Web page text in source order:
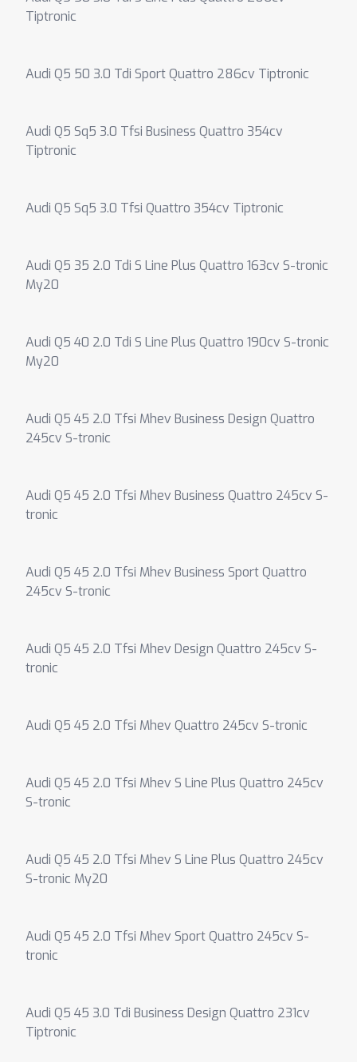
Tiptronic
Audi Q5 50 3.0 Tdi Sport Quattro 286cv Tiptronic
Audi Q5 Sq5 3.0 Tfsi Business Quattro 354cv
Tiptronic
Audi Q5 Sq5 3.0 Tfsi Quattro 354cv Tiptronic
Audi Q5 35 2.0 Tdi S Line Plus Quattro 163cv S-tronic
My20
Audi Q5 40 2.0 Tdi S Line Plus Quattro 190cv S-tronic
My20
Audi Q5 45 2.0 Tfsi Mhev Business Design Quattro
245cv S-tronic
Audi Q5 45 2.0 Tfsi Mhev Business Quattro 245cv S-
tronic
Audi Q5 45 2.0 Tfsi Mhev Business Sport Quattro
245cv S-tronic
Audi Q5 45 2.0 Tfsi Mhev Design Quattro 245cv S-
tronic
Audi Q5 45 2.0 Tfsi Mhev Quattro 245cv S-tronic
Audi Q5 45 2.0 Tfsi Mhev S Line Plus Quattro 245cv
S-tronic
Audi Q5 45 2.0 Tfsi Mhev S Line Plus Quattro 245cv
S-tronic My20
Audi Q5 45 2.0 Tfsi Mhev Sport Quattro 245cv S-
tronic
Audi Q5 45 3.0 Tdi Business Design Quattro 231cv
Tiptronic